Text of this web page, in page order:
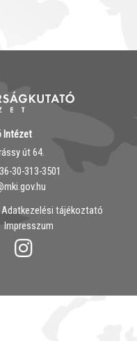
Intézet
út 64.
30-313-3501
Adatkezelési tájékoztató
Impresszum